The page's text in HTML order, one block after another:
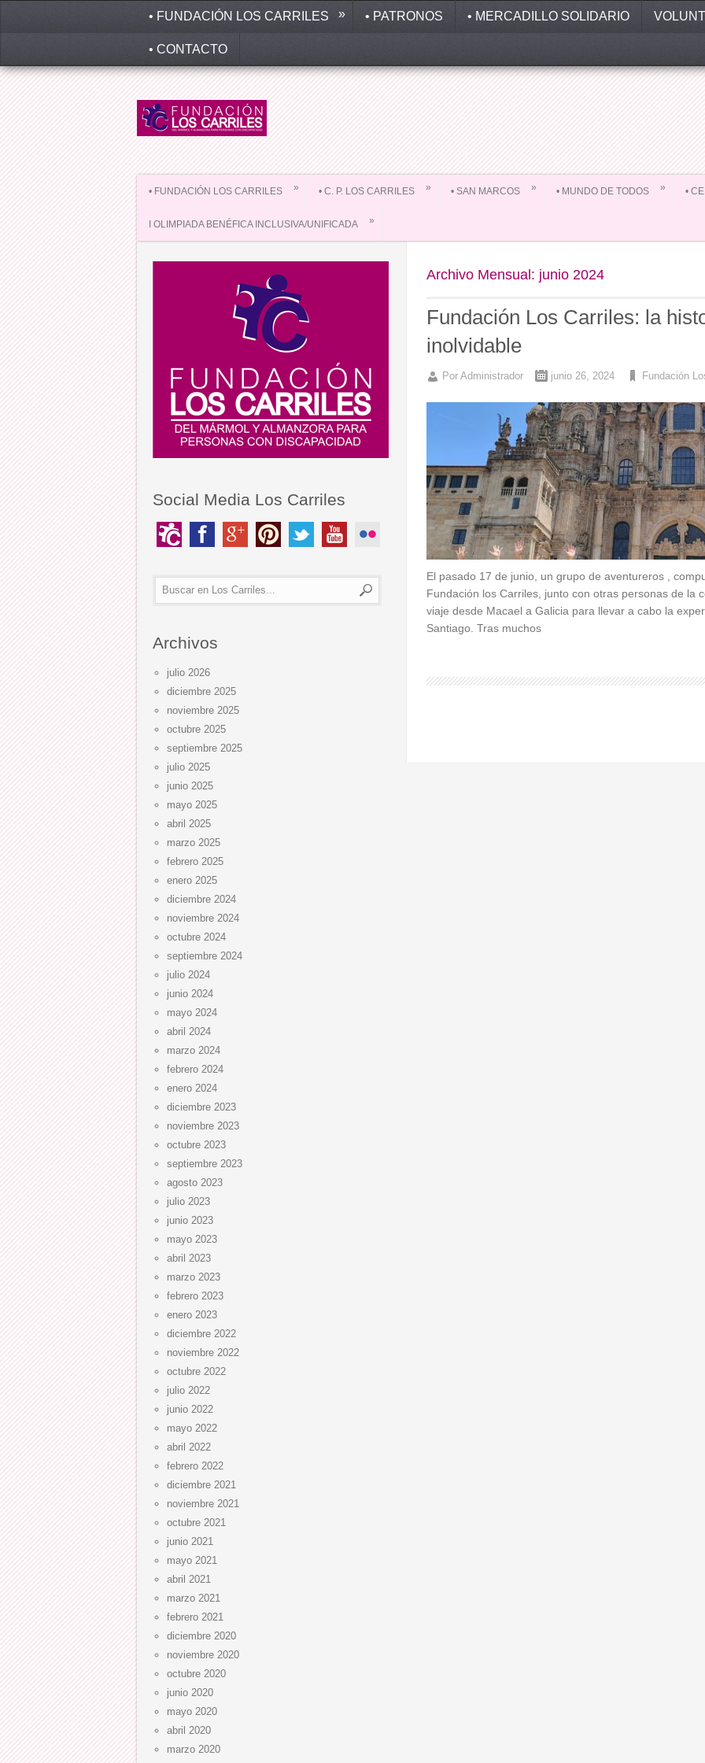
• FUNDACIÓN LOS CARRILES » • PATRONOS • MERCADILLO SOLIDARIO
• CONTACTO
• FUNDACIÓN LOS CARRILES » • C. P. LOS CARRILES » • SAN MARCOS » • MUNDO DE TODOS » •
I OLIMPIADA BENÉFICA INCLUSIVA/UNIFICADA »
Archivo Mensual: junio 2024
Fundación Los Carriles: la
inolvidable
Por Administrador junio 26, 2024 Fundación
El pasado 17 de junio, un grupo de aventureros ,
Fundación los Carriles, junto con otras personas de la
viaje desde Macael a Galicia para llevar a cabo la
Santiago. Tras muchos
Social Media Los Carriles
Archivos
julio 2026
diciembre 2025
noviembre 2025
octubre 2025
septiembre 2025
julio 2025
junio 2025
mayo 2025
abril 2025
marzo 2025
febrero 2025
enero 2025
diciembre 2024
noviembre 2024
octubre 2024
septiembre 2024
julio 2024
junio 2024
mayo 2024
abril 2024
marzo 2024
febrero 2024
enero 2024
diciembre 2023
noviembre 2023
octubre 2023
septiembre 2023
agosto 2023
julio 2023
junio 2023
mayo 2023
abril 2023
marzo 2023
febrero 2023
enero 2023
diciembre 2022
noviembre 2022
octubre 2022
julio 2022
junio 2022
mayo 2022
abril 2022
febrero 2022
diciembre 2021
noviembre 2021
octubre 2021
junio 2021
mayo 2021
abril 2021
marzo 2021
febrero 2021
diciembre 2020
noviembre 2020
octubre 2020
junio 2020
mayo 2020
abril 2020
marzo 2020